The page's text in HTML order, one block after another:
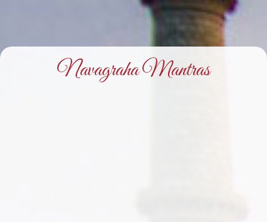
Navagraha Mantras